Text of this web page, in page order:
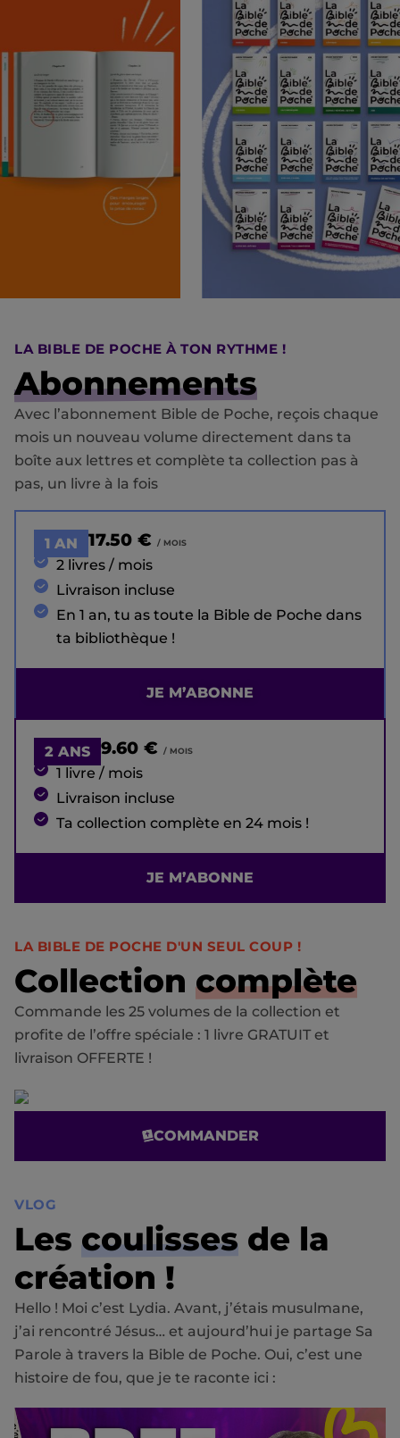
LA BIBLE DE POCHE À TON RYTHME !
Abonnements
Avec l’abonnement Bible de Poche, reçois chaque
mois un nouveau volume directement dans ta
boîte aux lettres et complète ta collection pas à
pas, un livre à la fois
1 AN 17.50 € / MOIS
2 livres / mois
Livraison incluse
En 1 an, tu as toute la Bible de Poche dans
ta bibliothèque !
JE M’ABONNE
2 ANS 9.60 € / MOIS
1 livre / mois
Livraison incluse
Ta collection complète en 24 mois !
JE M’ABONNE
LA BIBLE DE POCHE D'UN SEUL COUP !
Collection complète
Commande les 25 volumes de la collection et
profite de l’offre spéciale : 1 livre GRATUIT et
livraison OFFERTE !
COMMANDER
VLOG
Les coulisses de la
création !
Hello ! Moi c’est Lydia. Avant, j’étais musulmane,
j’ai rencontré Jésus… et aujourd’hui je partage Sa
Parole à travers la Bible de Poche. Oui, c’est une
histoire de fou, que je te raconte ici :